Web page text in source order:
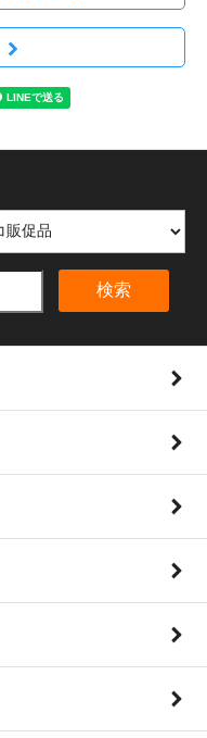
検索